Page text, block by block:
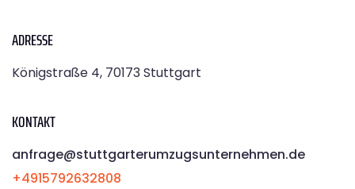
ADRESSE
Königstraße 4, 70173 Stuttgart
KONTAKT
anfrage@stuttgarterumzugsunternehmen.de
+4915792632808